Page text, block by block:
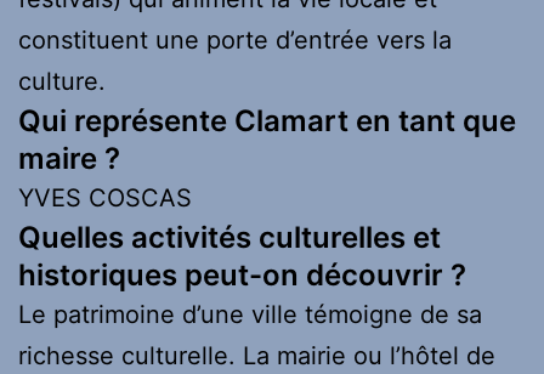
constituent une porte d’entrée vers la
culture.
Qui représente Clamart en tant que
maire ?
YVES COSCAS
Quelles activités culturelles et
historiques peut-on découvrir ?
Le patrimoine d’une ville témoigne de sa
richesse culturelle. La mairie ou l’hôtel de